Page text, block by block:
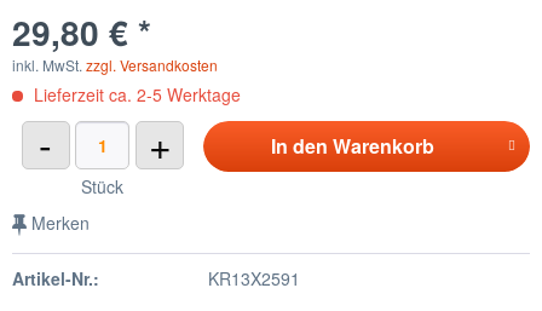
29,80 € *
inkl. MwSt. zzgl. Versandkosten
Lieferzeit ca. 2-5 Werktage
- +
Stück
In den Warenkorb
Merken
Artikel-Nr.: KR13X2591